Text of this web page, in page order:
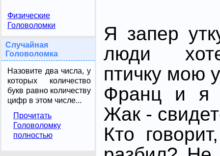
Физические
Головоломки
Случайная
Головоломка
Назовите два числа, у
которых количество
букв равно количеству
цифр в этом числе...
Прочитать
Головоломку
полностью
Я запер
люди
птичку мою
Франц и я
Жак -
Кто